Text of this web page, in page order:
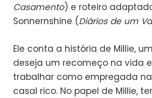
Casamento) e roteiro
Sonnernshine (Diários de um
Ele conta a história de Millie,
deseja um recomeço na vida
trabalhar como empregada
casal rico. No papel de Millie,